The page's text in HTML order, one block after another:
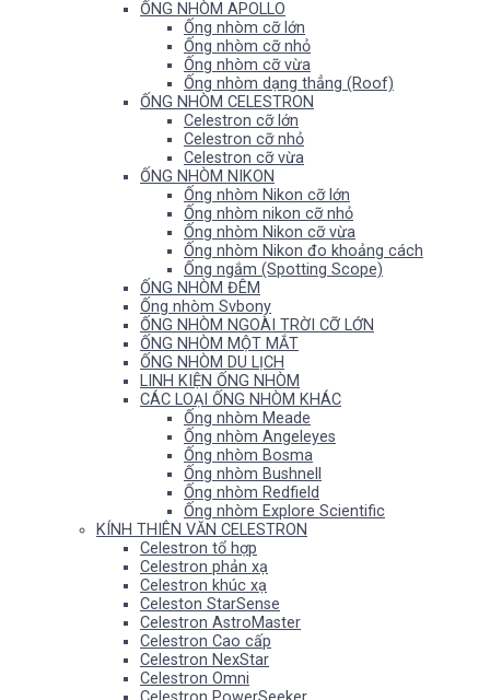
ỐNG NHÒM APOLLO
Ống nhòm cỡ lớn
Ống nhòm cỡ nhỏ
Ống nhòm cỡ vừa
Ống nhòm dạng thẳng (Roof)
ỐNG NHÒM CELESTRON
Celestron cỡ lớn
Celestron cỡ nhỏ
Celestron cỡ vừa
ỐNG NHÒM NIKON
Ống nhòm Nikon cỡ lớn
Ống nhòm nikon cỡ nhỏ
Ống nhòm Nikon cỡ vừa
Ống nhòm Nikon đo khoảng cách
Ống ngắm (Spotting Scope)
ỐNG NHÒM ĐÊM
Ống nhòm Svbony
ỐNG NHÒM NGOÀI TRỜI CỠ LỚN
ỐNG NHÒM MỘT MẮT
ỐNG NHÒM DU LỊCH
LINH KIỆN ỐNG NHÒM
CÁC LOẠI ỐNG NHÒM KHÁC
Ống nhòm Meade
Ống nhòm Angeleyes
Ống nhòm Bosma
Ống nhòm Bushnell
Ống nhòm Redfield
Ống nhòm Explore Scientific
KÍNH THIÊN VĂN CELESTRON
Celestron tổ hợp
Celestron phản xạ
Celestron khúc xạ
Celeston StarSense
Celestron AstroMaster
Celestron Cao cấp
Celestron NexStar
Celestron Omni